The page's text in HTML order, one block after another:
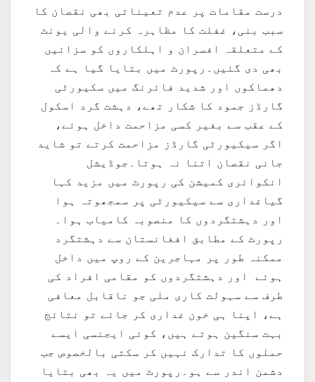
درست مقامات پر عدم تعیناتی بھی نقصان کا
سبب بنی، غفلت کا مظاہرہ کرنے والی یونٹ
کے متعلقہ افسران و اہلکاروں کو سزائیں
بھی دی گئیں۔رپورٹ میں بتایا گیا ہے کہ
دھماکوں اور شدید فائرنگ میں سکیورٹی
گارڈز جمود کا شکار تھے، دہشت گرد اسکول
کے عقب سے بغیر کسی مزاحمت داخل ہوئے،
اگر سیکیورٹی گارڈز مزاحمت کرتے تو شاید
جانی نقصان اتنا نہ ہوتا۔جوڈیشل
انکوائری کمیشن کی رپورٹ میں مزید کہا
گیاغداری سے سیکیورٹی پر سمجھوتہ ہوا
اور دہشتگردوں کا منصوبہ کامیاب ہوا۔
رپورٹ کے مطابق افغانستان سے دہشتگرد
ممکنہ طور پر مہاجرین کے روپ میں داخل
ہوئے اور دہشتگردوں کو مقامی افراد کی
طرف سے سہولت کاری ملی جو ناقابل معافی
ہے، اپنا ہی خون غداری کر جائے تو نتائج
بہت سنگین ہوتے ہیں، کوئی ایجنسی ایسے
حملوں کا تدارک نہیں کر سکتی بالخصوص جب
دشمن اندر سے ہو۔رپورٹ میں یہ بھی بتایا